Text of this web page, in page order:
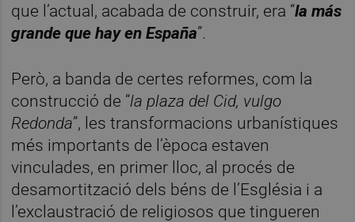
que l’actual, acabada de construir, era “la más
grande que hay en España”.
Però, a banda de certes reformes, com la
construcció de “la plaza del Cid, vulgo
Redonda”, les transformacions urbanístiques
més importants de l’època estaven
vinculades, en primer lloc, al procés de
desamortització dels béns de l’Església i a
l’exclaustració de religiosos que tingueren